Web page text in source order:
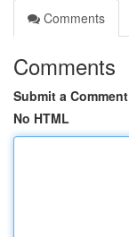
Comments
Comments
Submit a Comment
No HTML